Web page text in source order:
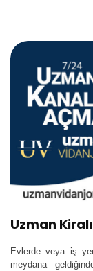
Uzman
Evlerde veya iş
meydana